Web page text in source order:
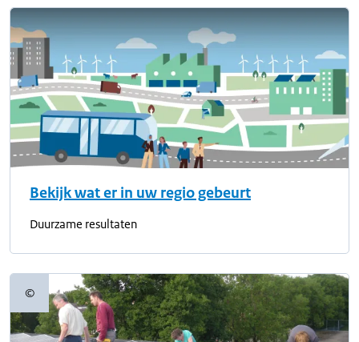
Bekijk wat er in uw regio gebeurt
Duurzame resultaten
©Copyrightinformatie